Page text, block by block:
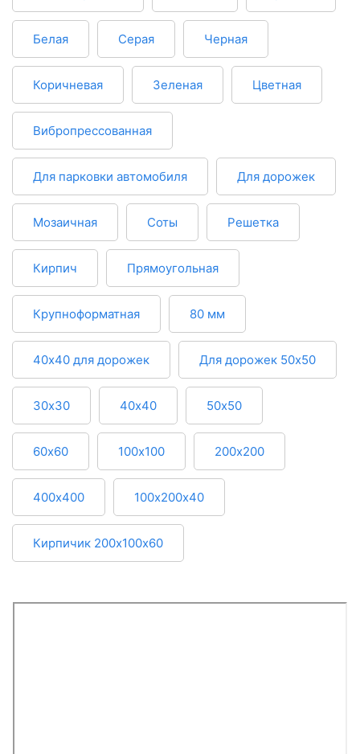
Белая Серая Черная
Коричневая Зеленая Цветная
Вибропрессованная
Для парковки автомобиля Для дорожек
Мозаичная Соты Решетка
Кирпич Прямоугольная
Крупноформатная 80 мм
40х40 для дорожек Для дорожек 50х50
30х30 40х40 50х50
60х60 100х100 200х200
400х400 100х200х40
Кирпичик 200х100х60